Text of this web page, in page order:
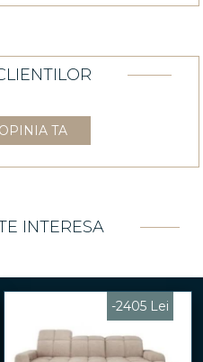
TA
INTERESA
-2405 Lei